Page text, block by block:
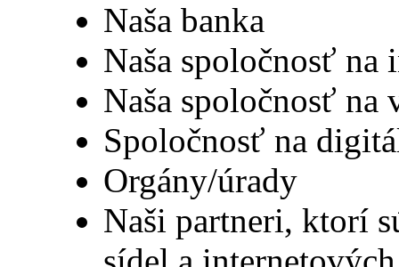
Naša banka
Naša spoločnosť na
Naša spoločnosť na
Spoločnosť na
Orgány/úrady
Naši partneri, ktorí